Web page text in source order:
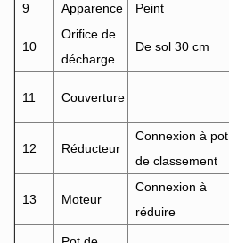
9
Apparence Peint
10
Orifice de
décharge
De sol 30 cm
11 Couverture
12 Réducteur
Connexion à pot
de classement
13 Moteur
Connexion à
réduire